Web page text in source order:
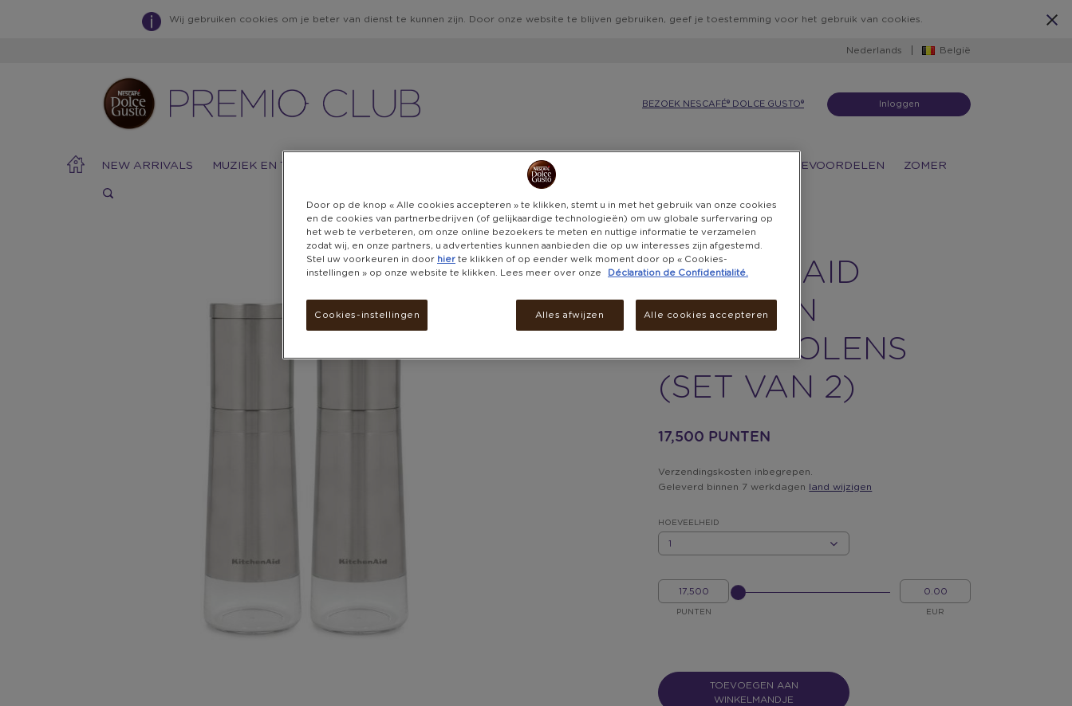
Wij gebruiken cookies om je beter van dienst te kunnen zijn. Door onze website te blijven gebruiken, geef je toestemming voor het gebruik van cookies.
Nederlands België
BEZOEK NESCAFÉ® DOLCE GUSTO® Inloggen
NEW ARRIVALS MUZIEK EN TECHNOLOGIE CADEAUBONNEN KOFFIEVOORDELEN ZOMER
KITCHENAID
ZOUT- EN
PEPERMOLENS
(SET VAN 2)
17,500 PUNTEN
Verzendingskosten inbegrepen.
Geleverd binnen 7 werkdagen land wijzigen
HOEVEELHEID
MIJN
PUNTEN
PUNTEN
MIJN
EUR
GELIEVE
INPUT
TOEVOEGEN AAN
WINKELMANDJE
Door op de knop « Alle cookies accepteren » te klikken, stemt u in met het gebruik van onze cookies
en de cookies van partnerbedrijven (of gelijkaardige technologieën) om uw globale surfervaring op
het web te verbeteren, om onze online bezoekers te meten en nuttige informatie te verzamelen
zodat wij, en onze partners, u advertenties kunnen aanbieden die op uw interesses zijn afgestemd.
Stel uw voorkeuren in door hier te klikken of op eender welk moment door op « Cookies-
instellingen » op onze website te klikken. Lees meer over onze
Déclaration de Confidentialité.
Cookies-instellingen Alles afwijzen Alle cookies accepteren